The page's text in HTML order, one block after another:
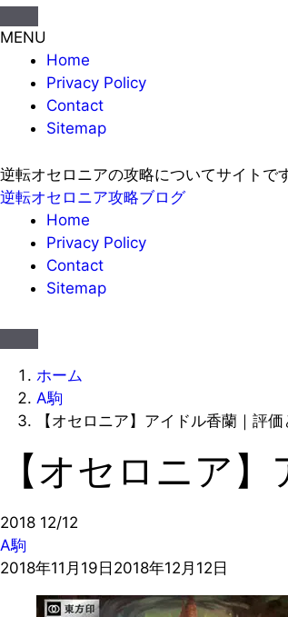
MENU
Home
Privacy Policy
Contact
Sitemap
逆転オセロニアの攻略についてサイトで
逆転オセロニア攻略ブログ
Home
Privacy Policy
Contact
Sitemap
ホーム
A駒
【オセロニア】アイドル香蘭｜評
【オセロニア
2018 12/12
A駒
2018年11月19日 2018年12月12日